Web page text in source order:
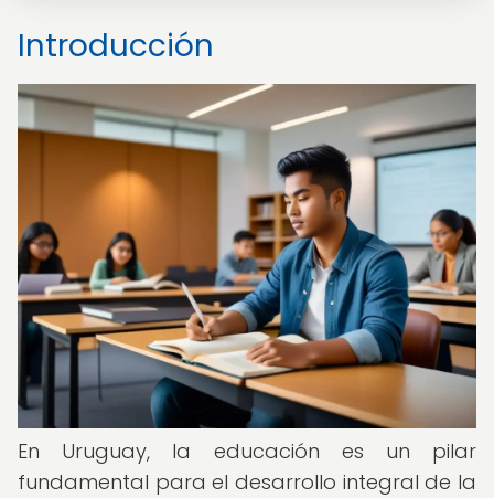
Introducción
En Uruguay, la educación es un pilar
fundamental para el desarrollo integral de la